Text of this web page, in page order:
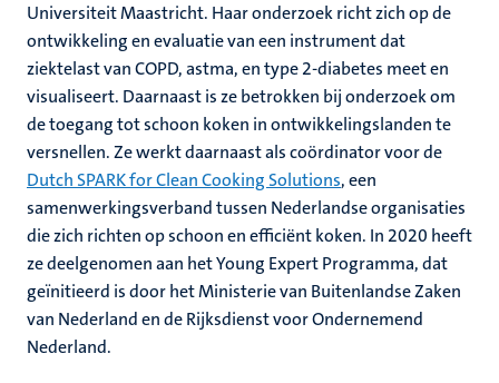
Universiteit Maastricht. Haar onderzoek richt zich op de
ontwikkeling en evaluatie van een instrument dat
ziektelast van COPD, astma, en type 2-diabetes meet en
visualiseert. Daarnaast is ze betrokken bij onderzoek om
de toegang tot schoon koken in ontwikkelingslanden te
versnellen. Ze werkt daarnaast als coördinator voor de
Dutch SPARK for Clean Cooking Solutions, een
samenwerkingsverband tussen Nederlandse organisaties
die zich richten op schoon en efficiënt koken. In 2020 heeft
ze deelgenomen aan het Young Expert Programma, dat
geïnitieerd is door het Ministerie van Buitenlandse Zaken
van Nederland en de Rijksdienst voor Ondernemend
Nederland.